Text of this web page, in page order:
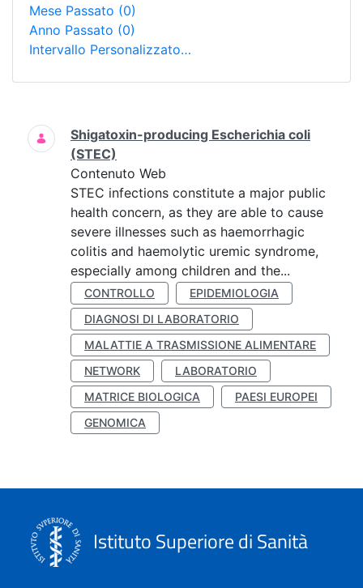
Mese Passato (0)
Anno Passato (0)
Intervallo Personalizzato…
Ricerca
Shigatoxin-producing Escherichia coli
(STEC)
Contenuto Web
STEC infections constitute a major public
health concern, as they are able to cause
severe illnesses such as haemorrhagic
colitis and haemolytic uremic syndrome,
especially among children and the...
CONTROLLO
EPIDEMIOLOGIA
DIAGNOSI DI LABORATORIO
MALATTIE A TRASMISSIONE ALIMENTARE
NETWORK
LABORATORIO
MATRICE BIOLOGICA
PAESI EUROPEI
GENOMICA
Istituto Superiore di Sanità